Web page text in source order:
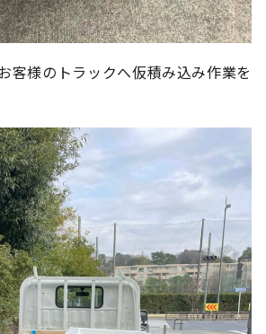
客様のトラックへ仮積み込み作業を